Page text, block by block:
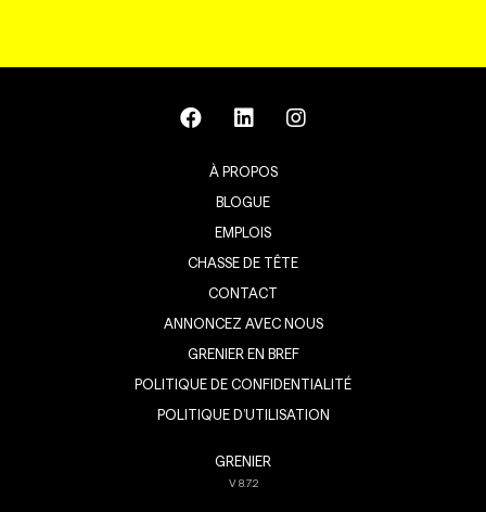
À PROPOS
BLOGUE
EMPLOIS
CHASSE DE TÊTE
CONTACT
ANNONCEZ AVEC NOUS
GRENIER EN BREF
POLITIQUE DE CONFIDENTIALITÉ
POLITIQUE D’UTILISATION
GRENIER
V8.7.2